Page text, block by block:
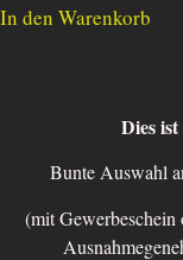
In den Warenkorb
Dies
Bunte Auswahl
(mit Gewerbeschein